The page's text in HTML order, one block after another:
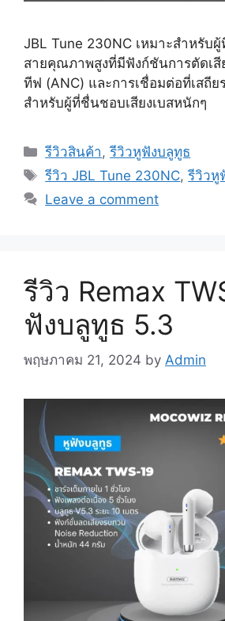
JBL Tune 230NC เหมาะสำหรับ
สายคุณภาพสูงที่มีฟังก์ชันการตัดเ
ทีฟ (ANC) และการเชื่อมต่อที่เสถีย
สำหรับผู้ที่ชื่นชอบเสียงเบสหนักๆ
Categories
รีวิวสินค้า,รีวิวหูฟังบลูทูธ
Tags
รีวิว JBL Tune 230NC,รีวิวหู
Leave a comment
รีวิว Remax
ฟังบลูทูธ 5.3
พฤษภาคม 21, 2024 by Admin